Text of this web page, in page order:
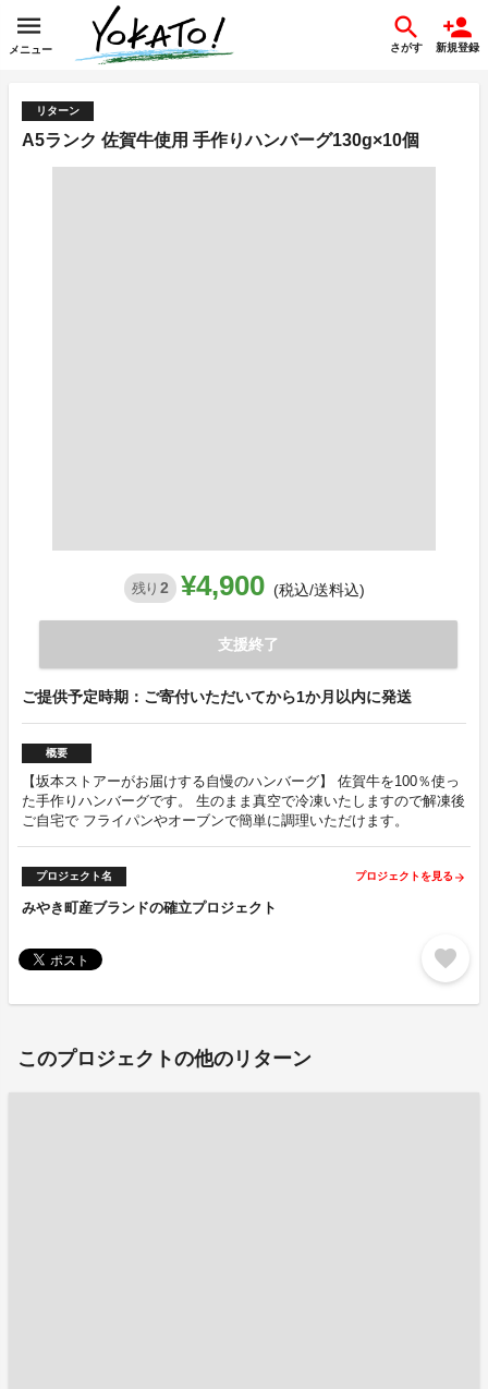
メニュー さがす 新規登録
リターン
A5ランク 佐賀牛使用 手作りハンバーグ130g×10個
残り 2 ¥4,900 (税込/送料込)
支援終了
ご提供予定時期：ご寄付いただいてから1か月以内に発送
概要
【坂本ストアーがお届けする自慢のハンバーグ】 佐賀牛を100％使っ
た手作りハンバーグです。 生のまま真空で冷凍いたしますので解凍後
ご自宅で フライパンやオーブンで簡単に調理いただけます。
プロジェクト名 プロジェクトを見る arrow_forward
みやき町産ブランドの確立プロジェクト
favorite
このプロジェクトの他のリターン